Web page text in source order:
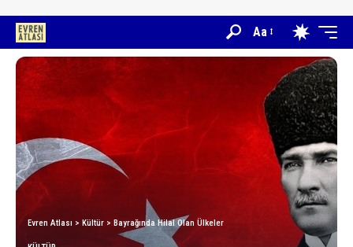
Aa
Evren Atlası > Kültür > Bayrağında Hilal Olan Ülkeler